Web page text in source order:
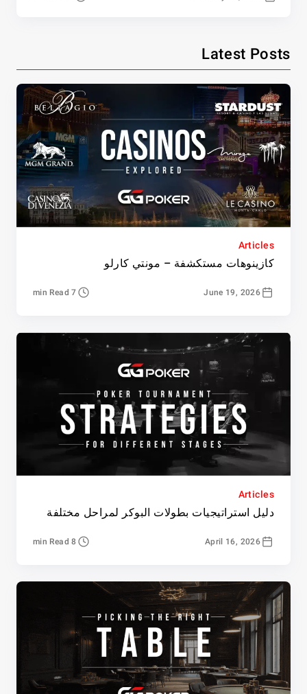
Latest Posts
Articles
كازينوهات مستكشفة – مونتي كارلو
June 19, 2026
7 min Read
Articles
دليل استراتيجيات بطولات البوكر لمراحل مختلفة
April 16, 2026
8 min Read